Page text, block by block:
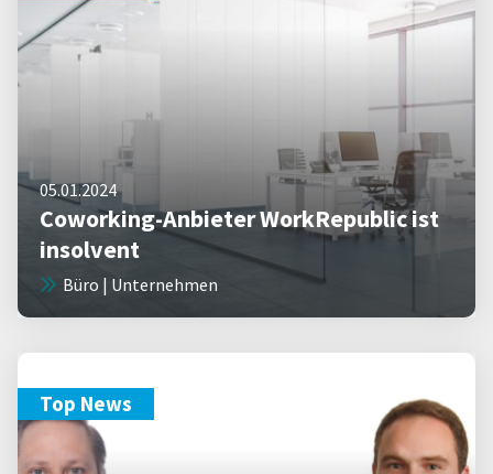
05.01.2024
Coworking-Anbieter WorkRepublic ist
insolvent
Büro | Unternehmen
Top News